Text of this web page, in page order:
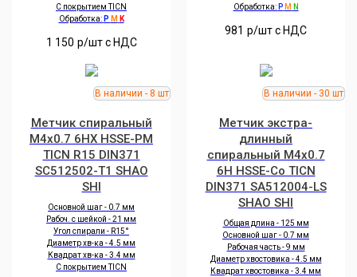
С покрытием TICN
Обработка: P M K
1 150 р/шт c НДС
Обработка: P M N
981 р/шт c НДС
Метчик спиральный
M4x0.7 6HX HSSE-PM
TICN R15 DIN371
SC512502-T1 SHAO
SHI
Основной шаг - 0.7 мм
Рабоч. с шейкой - 21 мм
Угол спирали - R15°
Диаметр хв-ка - 4.5 мм
Квадрат хв-ка - 3.4 мм
С покрытием TICN
Метчик экстра-
длинный
спиральный M4x0.7
6H HSSE-Co TICN
DIN371 SA512004-LS
SHAO SHI
Общая длина - 125 мм
Основной шаг - 0.7 мм
Рабочая часть - 9 мм
Диаметр хвостовика - 4.5 мм
Квадрат хвостовика - 3.4 мм